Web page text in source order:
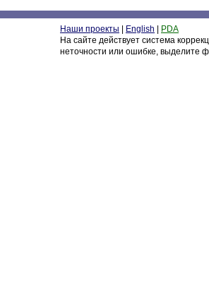
Наши проекты English
PDA
На сайте действует система
неточности или ошибке, выделите